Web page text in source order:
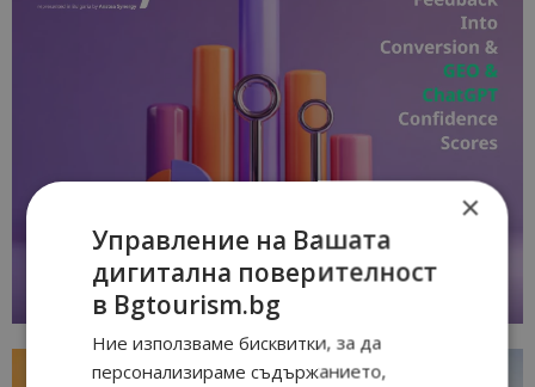
×
Управление на Вашата
дигитална поверителност
в Bgtourism.bg
Ние използваме бисквитки, за да
персонализираме съдържанието,